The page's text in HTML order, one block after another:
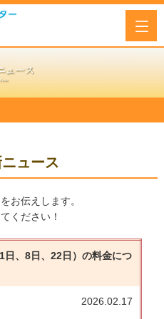
ュース
お伝えします。
ください！
日、8日、22日）の料金につ
2026.02.17